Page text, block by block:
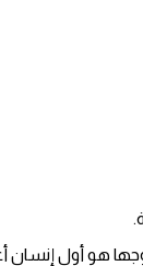
هو أول إنسان